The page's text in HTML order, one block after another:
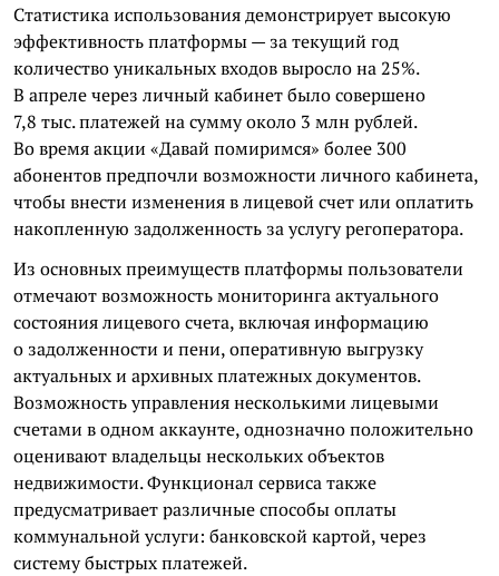
Статистика использования демонстрирует высокую
эффективность платформы — за текущий год
количество уникальных входов выросло на 25%.
В апреле через личный кабинет было совершено
7,8 тыс. платежей на сумму около 3 млн рублей.
Во время акции «Давай помиримся» более 300
абонентов предпочли возможности личного кабинета,
чтобы внести изменения в лицевой счет или оплатить
накопленную задолженность за услугу регоператора.
Из основных преимуществ платформы пользователи
отмечают возможность мониторинга актуального
состояния лицевого счета, включая информацию
о задолженности и пени, оперативную выгрузку
актуальных и архивных платежных документов.
Возможность управления несколькими лицевыми
счетами в одном аккаунте, однозначно положительно
оценивают владельцы нескольких объектов
недвижимости. Функционал сервиса также
предусматривает различные способы оплаты
коммунальной услуги: банковской картой, через
систему быстрых платежей.